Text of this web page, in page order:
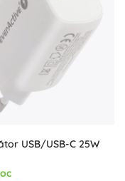
USB/USB-C 25W